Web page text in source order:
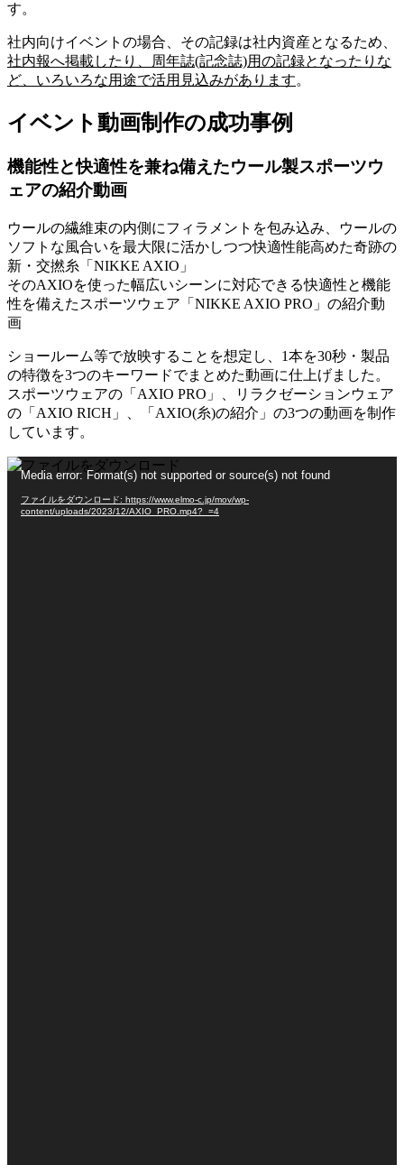
す。
社内向けイベントの場合、その記録は社内資産となるため、
社内報へ掲載したり、周年誌(記念誌)用の記録となったりな
ど、いろいろな用途で活用見込みがあります。
イベント動画制作の成功事例
機能性と快適性を兼ね備えたウール製スポーツウ
ェアの紹介動画
ウールの繊維束の内側にフィラメントを包み込み、ウールの
ソフトな風合いを最大限に活かしつつ快適性能高めた奇跡の
新・交撚糸「NIKKE AXIO」
そのAXIOを使った幅広いシーンに対応できる快適性と機能
性を備えたスポーツウェア「NIKKE AXIO PRO」の紹介動
画
ショールーム等で放映することを想定し、1本を30秒・製品
の特徴を3つのキーワードでまとめた動画に仕上げました。
スポーツウェアの「AXIO PRO」、リラクゼーションウェア
の「AXIO RICH」、「AXIO(糸)の紹介」の3つの動画を制作
しています。
動
Media error: Format(s) not supported or source(s) not found
ファイルをダウンロード: https://www.elmo-c.jp/mov/wp-
content/uploads/2023/12/AXIO_PRO.mp4?_=4